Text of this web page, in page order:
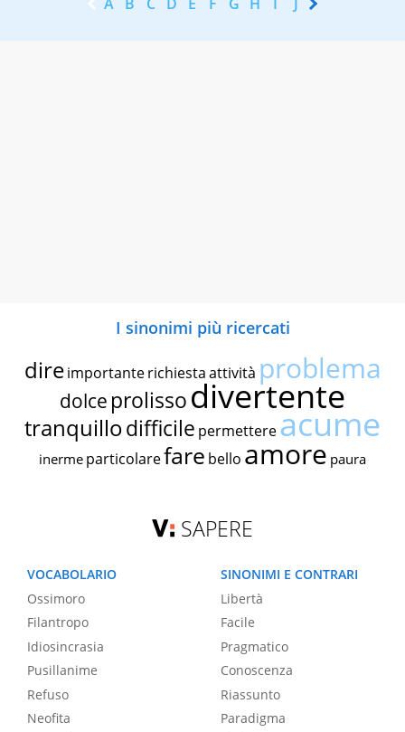
I sinonimi più ricercati
dire importante richiestaattività problema
dolce prolissodivertente
tranquillodifficile permettereacume
inerme particolarefare bello amore paura
SAPERE
VOCABOLARIO
Ossimoro
Filantropo
Idiosincrasia
Pusillanime
Refuso
Neofita
SINONIMI E CONTRARI
Libertà
Facile
Pragmatico
Conoscenza
Riassunto
Paradigma